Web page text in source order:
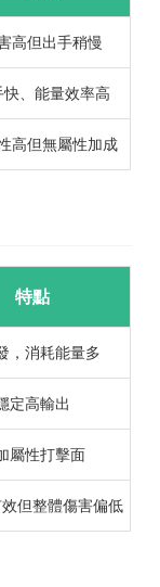
高但出手稍慢
快、能量效率高
高但無屬性加成
特點
，消耗能量多
定高輸出
屬性打擊面
但整體傷害偏低